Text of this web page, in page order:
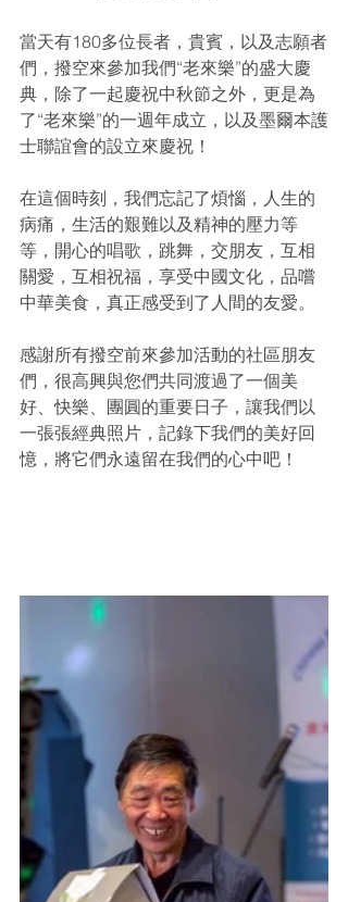
當天有180多位長者，貴賓，以及志願者
們，撥空來參加我們“老來樂”的盛大慶
典，除了一起慶祝中秋節之外，更是為
了“老來樂”的一週年成立，以及墨爾本護
士聯誼會的設立來慶祝！
在這個時刻，我們忘記了煩惱，人生的
病痛，生活的艱難以及精神的壓力等
等，開心的唱歌，跳舞，交朋友，互相
關愛，互相祝福，享受中國文化，品嚐
中華美食，真正感受到了人間的友愛。
感謝所有撥空前來參加活動的社區朋友
們，很高興與您們共同渡過了一個美
好、快樂、團圓的重要日子，讓我們以
一張張經典照片，記錄下我們的美好回
憶，將它們永遠留在我們的心中吧！